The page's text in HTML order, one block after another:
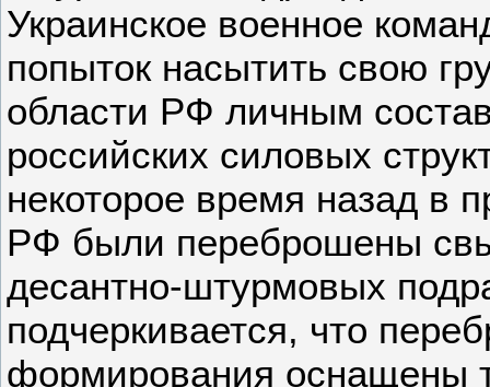
Украинское военное
попыток насытить свою
области РФ личным
российских силовых
некоторое время назад в
РФ были переброшены
десантно-штурмовых
подчеркивается, что
формирования оснащены